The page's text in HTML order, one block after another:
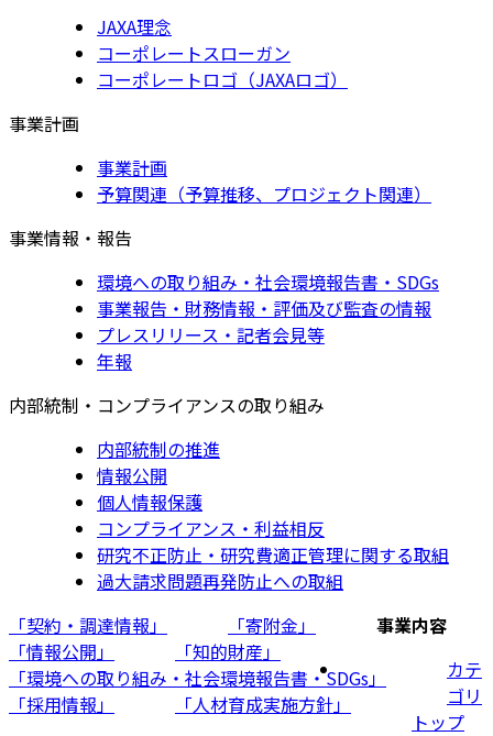
JAXA理念
コーポレートスローガン
コーポレートロゴ（JAXAロゴ）
事業計画
事業計画
予算関連（予算推移、プロジェクト関連）
事業情報・報告
環境への取り組み・社会環境報告書・SDGs
事業報告・財務情報・評価及び監査の情報
プレスリリース・記者会見等
年報
内部統制・コンプライアンスの取り組み
内部統制の推進
情報公開
個人情報保護
コンプライアンス・利益相反
研究不正防止・研究費適正管理に関する取組
過大請求問題再発防止への取組
「契約・調達情報」
「寄附金」
「情報公開」
「知的財産」
「環境への取り組み・社会環境報告書・SDGs」
「採用情報」
「人材育成実施方針」
事業内容
カテ
ゴリ
トップ